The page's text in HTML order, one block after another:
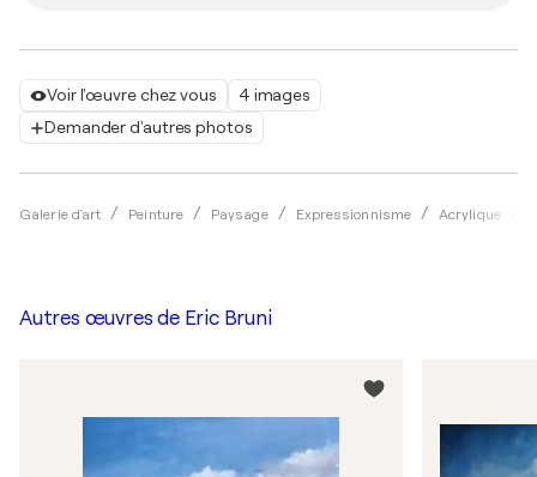
Voir l'œuvre chez vous
4 images
Demander d'autres photos
Galerie d'art Peinture Paysage Expressionnisme Acrylique
Autres œuvres de Eric Bruni